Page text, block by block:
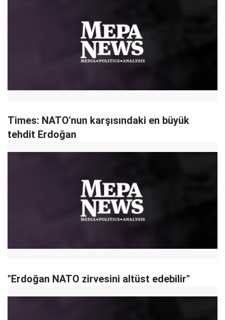
Times: NATO'nun karşısındaki en büyük
tehdit Erdoğan
"Erdoğan NATO zirvesini altüst edebilir"